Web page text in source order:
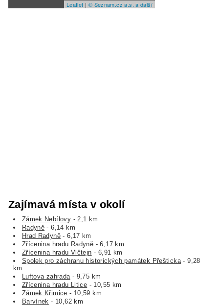
Leaflet | © Seznam.cz a.s. a další
Zajímavá místa v okolí
Zámek Nebílovy - 2,1 km
Radyně - 6,14 km
Hrad Radyně - 6,17 km
Zřícenina hradu Radyně - 6,17 km
Zřícenina hradu Vlčtejn - 6,91 km
Spolek pro záchranu historických památek Přešticka- 9,28
km
Luftova zahrada- 9,75 km
Zřícenina hradu Litice - 10,55 km
Zámek Křimice - 10,59 km
Barvínek - 10,62 km